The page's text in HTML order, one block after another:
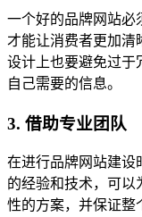
一个好的品牌网站必
才能让消费者更加清
设计上也要避免过于
自己需要的信息。
3. 借助专业团队
在进行品牌网站建设
的经验和技术，可以
性的方案，并保证整